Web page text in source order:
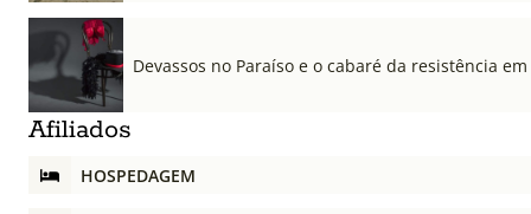
Devassos no Paraíso e o cabaré da resistência em
Afiliados
HOSPEDAGEM